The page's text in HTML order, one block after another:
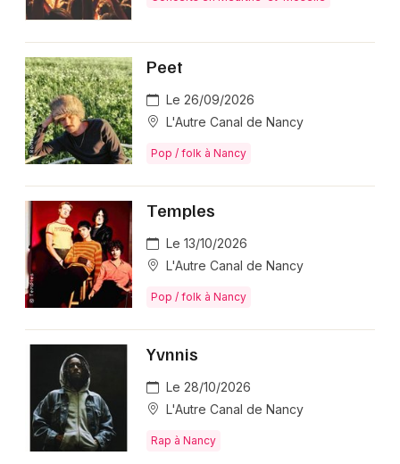
Peet
Le 26/09/2026
L'Autre Canal de Nancy
Pop / folk à Nancy
Temples
Le 13/10/2026
L'Autre Canal de Nancy
Pop / folk à Nancy
Yvnnis
Le 28/10/2026
L'Autre Canal de Nancy
Rap à Nancy